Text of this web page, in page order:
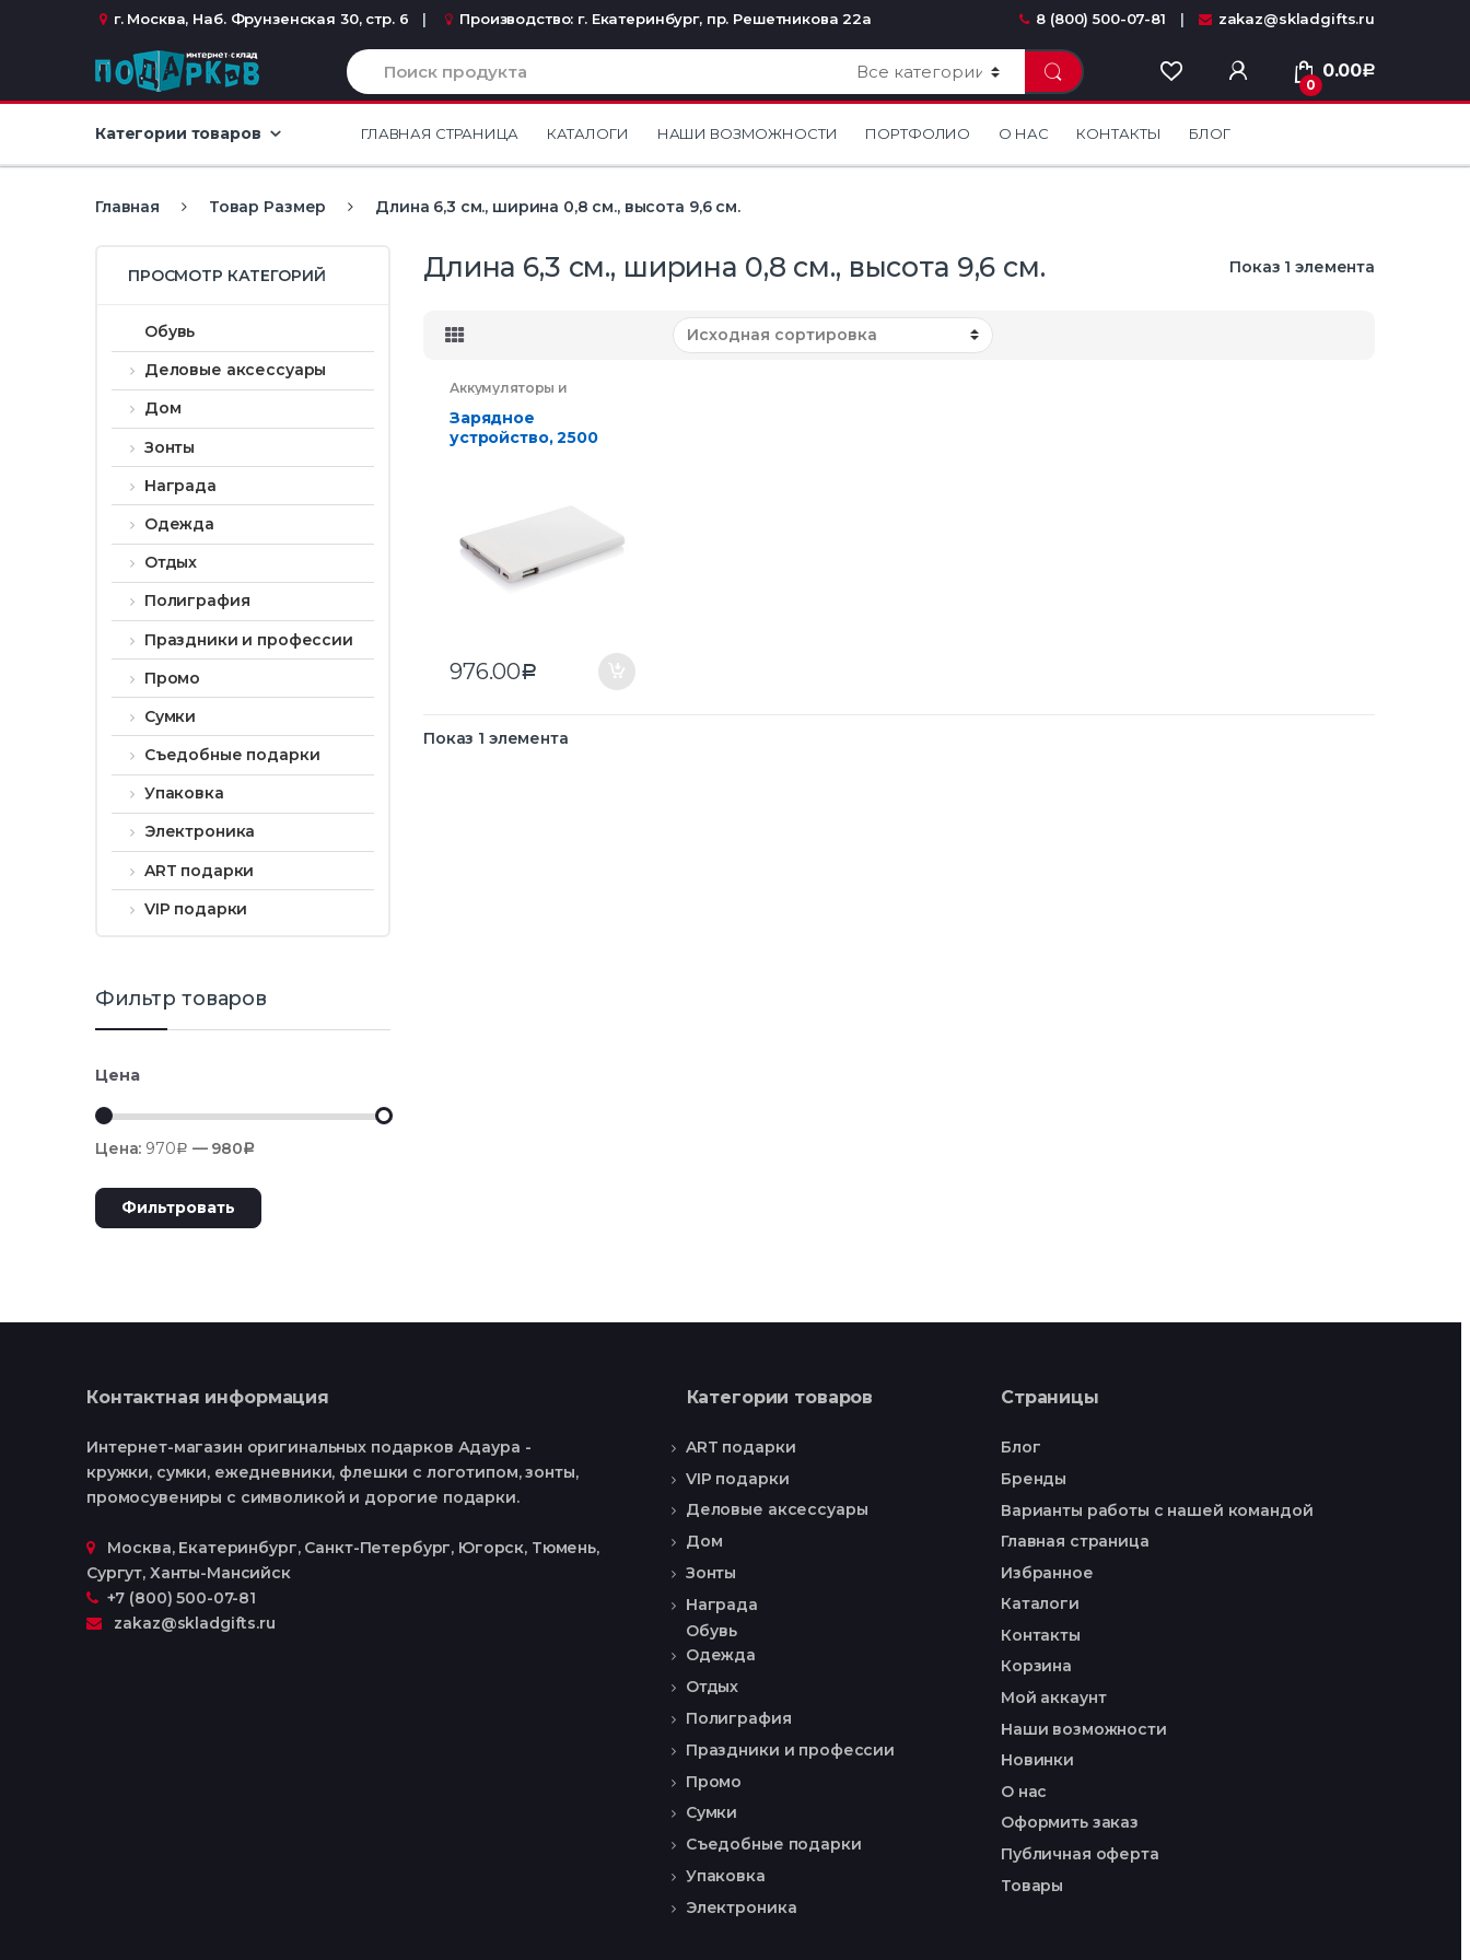
Перейти к навигации
перейти к содержаниюг. Москва, Наб. Фрунзенская 30, стр. 6 Производство: г. Екатеринбург, пр. Решетникова 22а 8 (800) 500-07-81 zakaz@skladgifts.ru
И
с
к
0
0.00Р
Категории товаров ГЛАВНАЯ СТРАНИЦА КАТАЛОГИ НАШИ ВОЗМОЖНОСТИ ПОРТФОЛИО О НАС КОНТАКТЫ БЛОГ
Главная Товар Размер Длина 6,3 см., ширина 0,8 см., высота 9,6 см.
Длина 6,3 см., ширина 0,8 см., высота 9,6 см. Показ 1 элемента
Аккумуляторы и
зарядники
Мобильные
аксессуары
Электроника
Зарядное
устройство, 2500
976.00Р
Показ 1 элемента
ПРОСМОТР КАТЕГОРИЙ
Обувь
Деловые аксессуары
Дом
Зонты
Награда
Одежда
Отдых
Полиграфия
Праздники и профессии
Промо
Сумки
Съедобные подарки
Упаковка
Электроника
ART подарки
VIP подарки
Фильтр товаров
Цена
Фильтровать
Цена: 970 Р — 980 Р
Контактная информация
Интернет-магазин оригинальных подарков Адаура -
кружки, сумки, ежедневники, флешки с логотипом, зонты,
промосувениры с символикой и дорогие подарки.
Москва, Екатеринбург, Cанкт-Петербург, Югорск, Тюмень,
Сургут, Ханты-Мансийск
+7 (800) 500-07-81
zakaz@skladgifts.ru
Категории товаров
ART подарки
VIP подарки
Деловые аксессуары
Дом
Зонты
Награда
Обувь
Одежда
Отдых
Полиграфия
Праздники и профессии
Промо
Сумки
Съедобные подарки
Упаковка
Электроника
Страницы
Блог
Бренды
Варианты работы с нашей командой
Главная страница
Избранное
Каталоги
Контакты
Корзина
Мой аккаунт
Наши возможности
Новинки
О нас
Оформить заказ
Публичная оферта
Товары